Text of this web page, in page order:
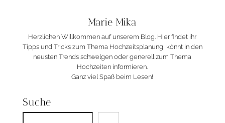
Marie Mika
Herzlichen Willkommen auf unserem Blog. Hier findet ihr
Tipps und Tricks zum Thema Hochzeitsplanung, könnt in den
neusten Trends schwelgen oder generell zum Thema
Hochzeiten informieren.
Ganz viel Spaß beim Lesen!
Suche